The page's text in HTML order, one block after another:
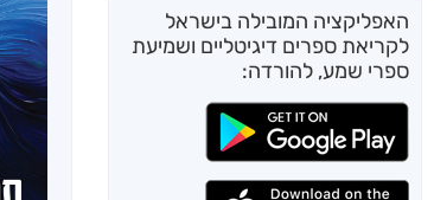
האפליקציה המובילה בישראל
לקריאת ספרים דיגיטליים ושמיעת
ספרי שמע, להורדה: